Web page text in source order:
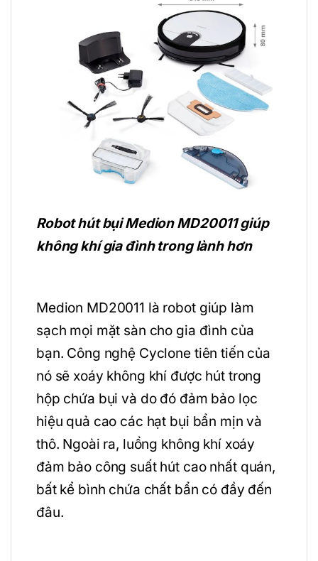
Robot hút bụi Medion MD20011 giúp
không khí gia đình trong lành hơn
Medion MD20011 là robot giúp làm
sạch mọi mặt sàn cho gia đình của
bạn. Công nghệ Cyclone tiên tiến của
nó sẽ xoáy không khí được hút trong
hộp chứa bụi và do đó đảm bảo lọc
hiệu quả cao các hạt bụi bẩn mịn và
thô. Ngoài ra, luồng không khí xoáy
đảm bảo công suất hút cao nhất quán,
bất kể bình chứa chất bẩn có đầy đến
đâu.